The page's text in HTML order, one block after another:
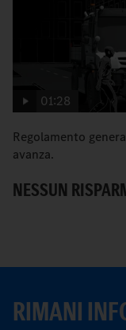
01:28
Regolamento
avanza.
NESSUN
RIMANI